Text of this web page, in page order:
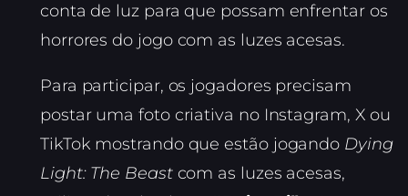
conta de luz para que possam enfrentar os
horrores do jogo com as luzes acesas.
Para participar, os jogadores precisam
postar uma foto criativa no Instagram, X ou
TikTok mostrando que estão jogando Dying
Light: The Beastcom as luzes acesas,